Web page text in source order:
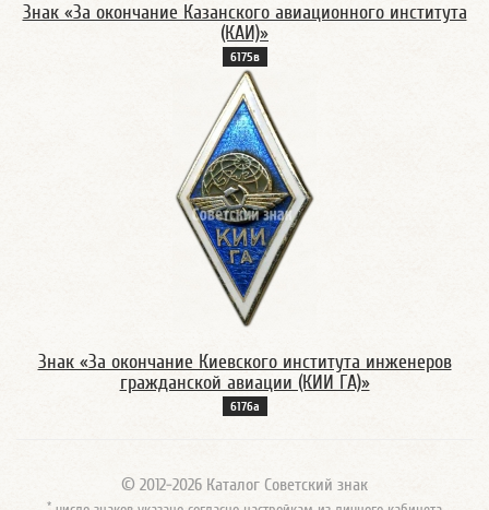
Знак «За окончание Казанского авиационного института
(КАИ)»
6175в
Знак «За окончание Киевского института инженеров
гражданской авиации (КИИ ГА)»
6176а
© 2012-2026 Каталог Советский знак
*